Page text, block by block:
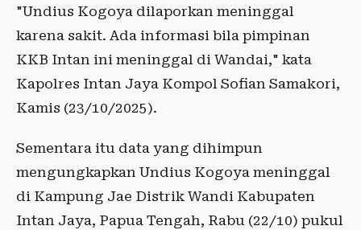
"Undius Kogoya dilaporkan meninggal
karena sakit. Ada informasi bila pimpinan
KKB Intan ini meninggal di Wandai," kata
Kapolres Intan Jaya Kompol Sofian Samakori,
Kamis (23/10/2025).
Sementara itu data yang dihimpun
mengungkapkan Undius Kogoya meninggal
di Kampung Jae Distrik Wandi Kabupaten
Intan Jaya, Papua Tengah, Rabu (22/10) pukul